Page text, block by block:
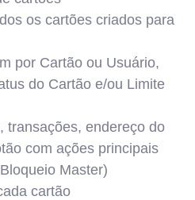
os cartões criados para
por Cartão ou Usuário,
do Cartão e/ou Limite
transações, endereço do
com ações principais
Master)
cartão